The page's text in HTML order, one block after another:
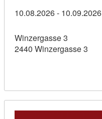
10.08.2026 - 10.09.2026
Winzergasse 3
2440 Winzergasse 3